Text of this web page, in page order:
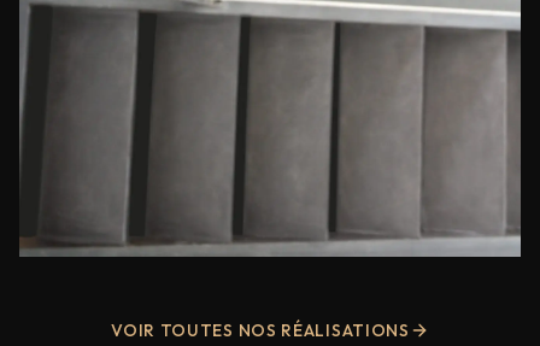
VOIR TOUTES NOS RÉALISATIONS